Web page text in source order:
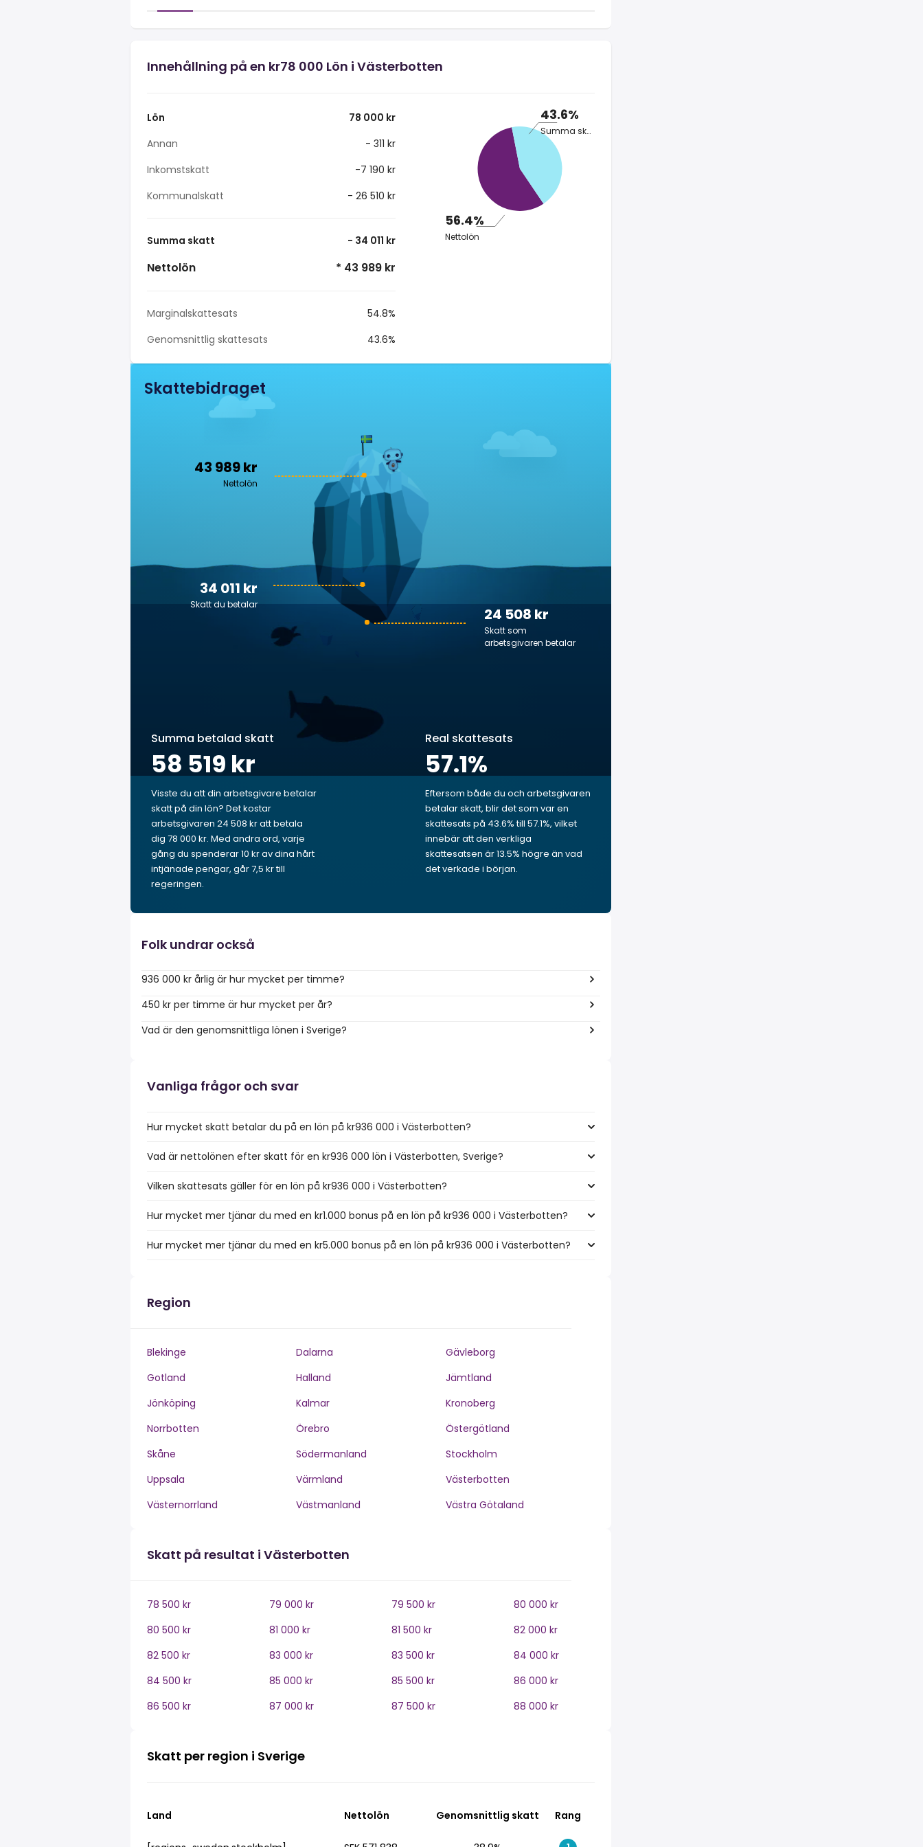
Innehållning på en kr78 000 Lön i Västerbotten
Lön
78 000 kr
Annan
- 311 kr
Inkomstskatt
-7 190 kr
Kommunalskatt
- 26 510 kr
Summa skatt - 34 011 kr
Nettolön * 43 989 kr
Marginalskattesats
54.8%
Genomsnittlig skattesats
43.6%
43.6%
Summa skatt
56.4%
Nettolön
Skattebidraget
43 989 kr
Nettolön
24 508 kr
Skatt som
arbetsgivaren betalar
34 011 kr
Skatt du betalar
Summa betalad skatt
58 519 kr
Visste du att din arbetsgivare betalar
skatt på din lön? Det kostar
arbetsgivaren 24 508 kr att betala
dig 78 000 kr. Med andra ord, varje
gång du spenderar 10 kr av dina hårt
intjänade pengar, går 7,5 kr till
regeringen.
Real skattesats
57.1%
Eftersom både du och arbetsgivaren
betalar skatt, blir det som var en
skattesats på 43.6% till 57.1%, vilket
innebär att den verkliga
skattesatsen är 13.5% högre än vad
det verkade i början.
Folk undrar också
936 000 kr årlig är hur mycket per timme?
450 kr per timme är hur mycket per år?
Vad är den genomsnittliga lönen i Sverige?
Vanliga frågor och svar
Hur mycket skatt betalar du på en lön på kr936 000 i Västerbotten?
Vad är nettolönen efter skatt för en kr936 000 lön i Västerbotten, Sverige?
Vilken skattesats gäller för en lön på kr936 000 i Västerbotten?
Hur mycket mer tjänar du med en kr1.000 bonus på en lön på kr936 000 i Västerbotten?
Hur mycket mer tjänar du med en kr5.000 bonus på en lön på kr936 000 i Västerbotten?
Region
Blekinge Dalarna
Gävleborg
Gotland
Halland
Jämtland
Jönköping
Kalmar
Kronoberg
Norrbotten
Örebro
Östergötland
Skåne
Södermanland
Stockholm
Uppsala
Värmland
Västerbotten
Västernorrland
Västmanland Västra Götaland
Skatt på resultat i Västerbotten
78 500 kr 79 000 kr 79 500 kr
80 000 kr
80 500 kr
81 000 kr 81 500 kr
82 000 kr
82 500 kr
83 000 kr 83 500 kr
84 000 kr
84 500 kr
85 000 kr 85 500 kr
86 000 kr
86 500 kr
87 000 kr 87 500 kr 88 000 kr
Skatt per region i Sverige
Land Nettolön Genomsnittlig skatt Rang